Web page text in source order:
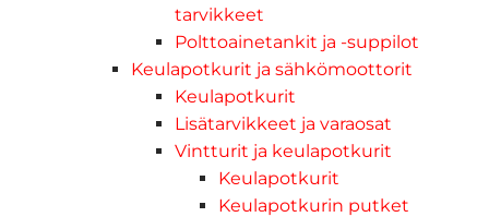
tarvikkeet
Polttoainetankit ja -suppilot
Keulapotkurit ja sähkömoottorit
Keulapotkurit
Lisätarvikkeet ja varaosat
Vintturit ja keulapotkurit
Keulapotkurit
Keulapotkurin putket